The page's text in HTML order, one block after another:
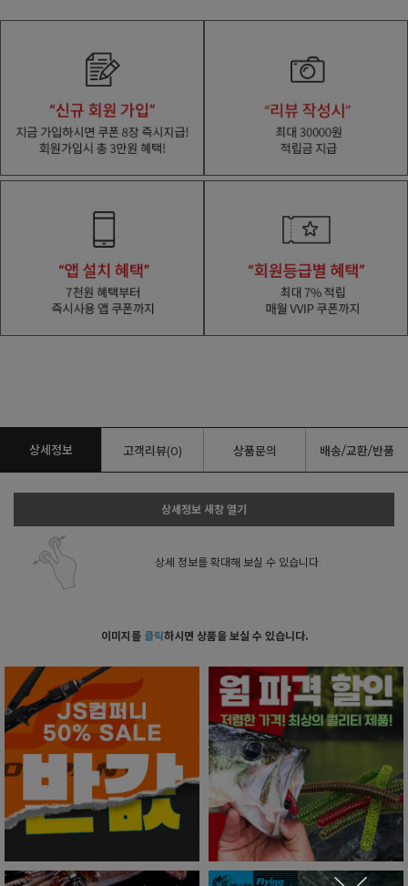
상세정보 고객리뷰(0) 상품문의 배송/교환/반품
상세정보 새창 열기
상세 정보를 확대해 보실 수 있습니다.
이미지를 클릭하시면 상품을 보실 수 있습니다.